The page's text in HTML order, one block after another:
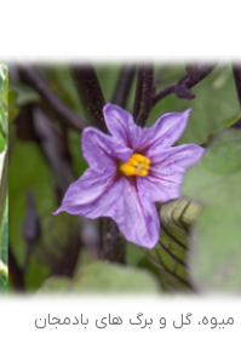
میوه، گل و برگ های بادمجان